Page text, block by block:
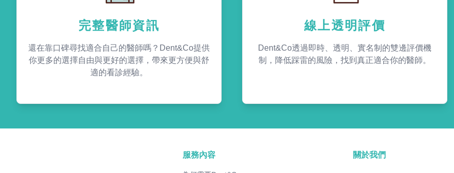
完整醫師資訊
還在靠口碑尋找適合自己的醫師嗎？Dent&Co提供
你更多的選擇自由與更好的選擇，帶來更方便與舒
適的看診經驗。
線上透明評價
Dent&Co透過即時、透明、實名制的雙邊評價機
制，降低踩雷的風險，找到真正適合你的醫師。
服務內容 關於我們